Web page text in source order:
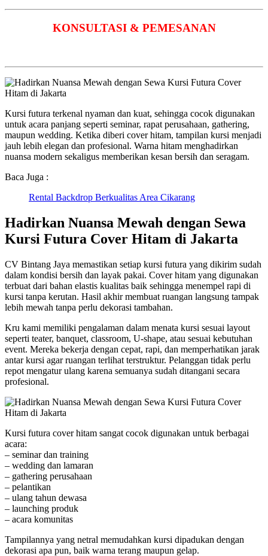
KONSULTASI & PEMESANAN
Kursi futura terkenal nyaman dan kuat, sehingga cocok digunakan
untuk acara panjang seperti seminar, rapat perusahaan, gathering,
maupun wedding. Ketika diberi cover hitam, tampilan kursi menjadi
jauh lebih elegan dan profesional. Warna hitam menghadirkan
nuansa modern sekaligus memberikan kesan bersih dan seragam.
Baca Juga :
Rental Backdrop Berkualitas Area Cikarang
Hadirkan Nuansa Mewah dengan Sewa
Kursi Futura Cover Hitam di Jakarta
CV Bintang Jaya memastikan setiap kursi futura yang dikirim sudah
dalam kondisi bersih dan layak pakai. Cover hitam yang digunakan
terbuat dari bahan elastis kualitas baik sehingga menempel rapi di
kursi tanpa kerutan. Hasil akhir membuat ruangan langsung tampak
lebih mewah tanpa perlu dekorasi tambahan.
Kru kami memiliki pengalaman dalam menata kursi sesuai layout
seperti teater, banquet, classroom, U-shape, atau sesuai kebutuhan
event. Mereka bekerja dengan cepat, rapi, dan memperhatikan jarak
antar kursi agar ruangan terlihat terstruktur. Pelanggan tidak perlu
repot mengatur ulang karena semuanya sudah ditangani secara
profesional.
Kursi futura cover hitam sangat cocok digunakan untuk berbagai
acara:
– seminar dan training
– wedding dan lamaran
– gathering perusahaan
– pelantikan
– ulang tahun dewasa
– launching produk
– acara komunitas
Tampilannya yang netral memudahkan kursi dipadukan dengan
dekorasi apa pun, baik warna terang maupun gelap.